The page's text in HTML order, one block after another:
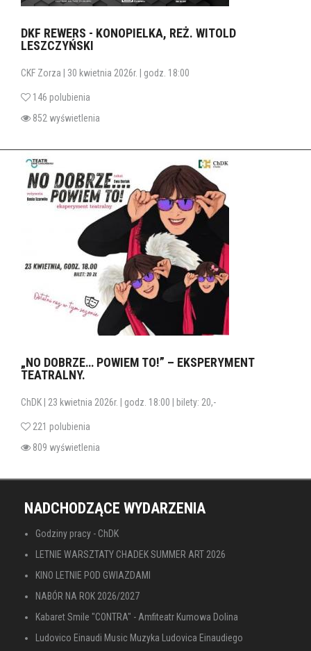
DKF REWERS - KONOPIELKA, REŻ. WITOLD
LESZCZYŃSKI
CKF Zorza | 30 kwietnia 2026r. | godz. 18:00
146 polubienia
852 wyświetlenia
„NO DOBRZE… POWIEM TO!” – EKSPERYMENT
TEATRALNY.
ChDK | 23 kwietnia 2026r. | godz. 18:00 | bilety: 20,-
221 polubienia
809 wyświetlenia
NADCHODZĄCE WYDARZENIA
Godziny pracy - ChDK
LETNIE WARSZTATY CHADEK SUMMER ART 2026
KINO LETNIE POD GWIAZDAMI
NABÓR NA ROK 2026/2027
Kabaret Smile "CONTRA" - Amfiteatr Kumowa Dolina
Ludovico Einaudi Music Muzyka Ludovica Einaudiego